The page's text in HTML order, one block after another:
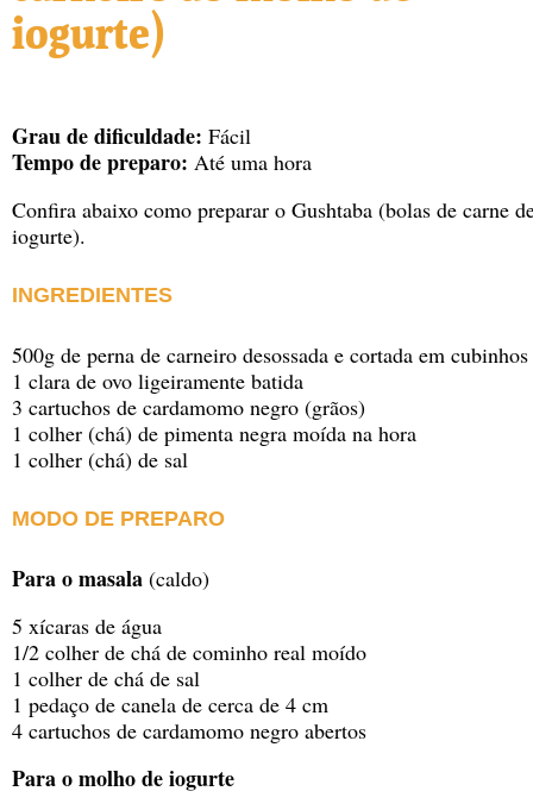
iogurte)
Grau de dificuldade: Fácil
Tempo de preparo: Até uma hora
Confira abaixo como preparar o Gushtaba (bolas de carne
iogurte).
INGREDIENTES
500g de perna de carneiro desossada e cortada em
1 clara de ovo ligeiramente batida
3 cartuchos de cardamomo negro (grãos)
1 colher (chá) de pimenta negra moída na hora
1 colher (chá) de sal
MODO DE PREPARO
Para o masala (caldo)
5 xícaras de água
1/2 colher de chá de cominho real moído
1 colher de chá de sal
1 pedaço de canela de cerca de 4 cm
4 cartuchos de cardamomo negro abertos
Para o molho de iogurte